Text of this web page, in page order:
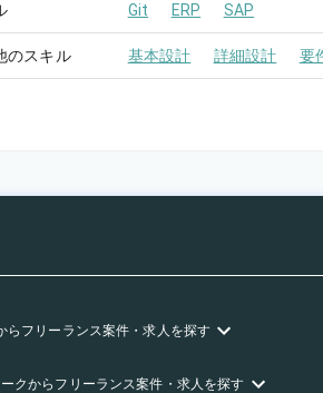
Git ERP SAP
のスキル 基本設計 詳細設計 要
らフリーランス案件・求人を探す
クからフリーランス案件・求人を探す